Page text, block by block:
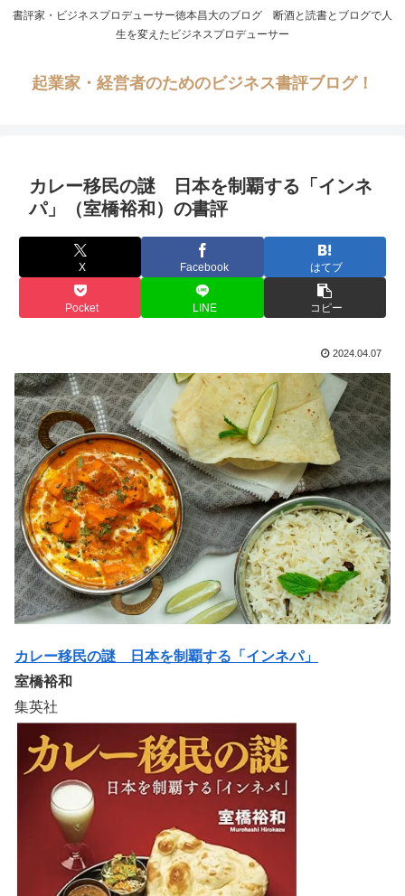
書評家・ビジネスプロデューサー徳本昌大のブログ 断酒と読書とブログで人
生を変えたビジネスプロデューサー
起業家・経営者のためのビジネス書評ブログ！
カレー移民の謎 日本を制覇する「インネ
パ」（室橋裕和）の書評
X Facebook はてブ
Pocket LINE コピー
2024.04.07
カレー移民の謎 日本を制覇する「インネパ」
室橋裕和
集英社